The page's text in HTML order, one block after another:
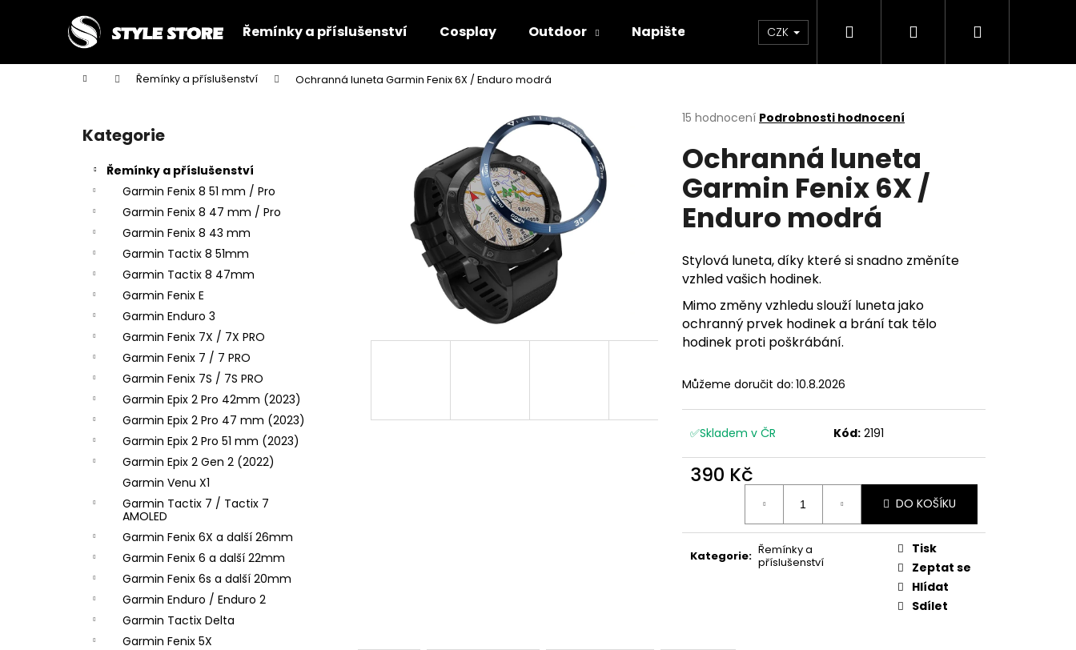
Řemínky a příslušenství Cosplay Outdoor Napište nám CZK Hledat PřihlášeníNákupní
Domů Řemínky a příslušenství Ochranná luneta Garmin Fenix 6X / Enduro modrá
Přeskočit
kategorie
Kategorie
Řemínky a příslušenství
Garmin Fenix 8 51 mm / Pro
Garmin Fenix 8 47 mm / Pro
Garmin Fenix 8 43 mm
Garmin Tactix 8 51mm
Garmin Tactix 8 47mm
Garmin Fenix E
Garmin Enduro 3
Garmin Fenix 7X / 7X PRO
Garmin Fenix 7 / 7 PRO
Garmin Fenix 7S / 7S PRO
Garmin Epix 2 Pro 42mm (2023)
Garmin Epix 2 Pro 47 mm (2023)
Garmin Epix 2 Pro 51 mm (2023)
Garmin Epix 2 Gen 2 (2022)
Garmin Venu X1
Garmin Tactix 7 / Tactix 7
AMOLED
Garmin Fenix 6X a další 26mm
Garmin Fenix 6 a další 22mm
Garmin Fenix 6s a další 20mm
Garmin Enduro / Enduro 2
Garmin Tactix Delta
Garmin Fenix 5X
Průměrné
produktu
je
4,8
z
5
hvězdiček.
15 hodnocení Podrobnosti hodnocení
Ochranná luneta
Garmin Fenix 6X /
Enduro modrá
Stylová luneta, díky které si snadno změníte
vzhled vašich hodinek.
Mimo změny vzhledu slouží luneta jako
ochranný prvek hodinek a brání tak tělo
hodinek proti poškrábání.
Můžeme doručit do: 10.8.2026
✅Skladem v ČR Kód: 2191
390 Kč
DO KOŠÍKU
Kategorie: Řemínky a
příslušenství
Tisk
Zeptat se
Hlídat
Sdílet
í
Zpět
do
Zpět
do
Co potřebujete najít?
HLEDAT
Doporučujeme